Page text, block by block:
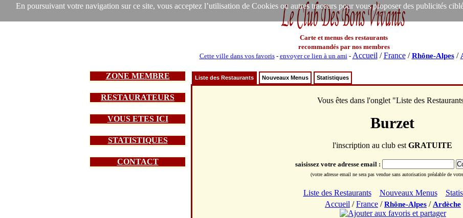
En poursuivant votre navigation sur ce site, vous acceptez l’utilisation de Cookies ou autres traceurs pour vous proposer des publicités
Carte et menus des restaurants
recommandés par nos membres
Cette ville dans vos favoris- envoyer ce lien à un ami- Accueil /France/Rhône-Alpes/
ZONE MEMBRE
RESTAURATEURS
VOUS ETES ICI
STATISTIQUES
CONTACT
Liste des Restaurants Nouveaux Menus Statistiques
Vous êtes dans l'onglet "Liste des
Burzet
l'inscription au club est GRATUITE
saisissez votre adresse email :
(votre adresse email ne sera pas vendue sans autorisation préalable de
Liste des Restaurants Nouveaux Menus
Accueil /France /Rhône-Alpes / Ardèche